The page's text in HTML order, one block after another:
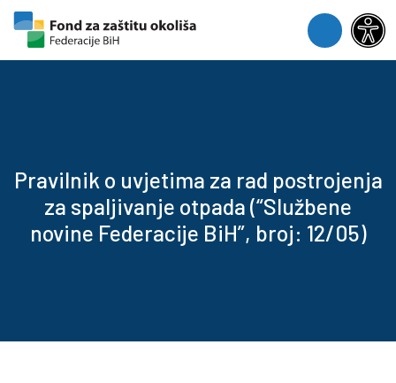
Skip to content
Skip to footer
Menu
Pravilnik o uvjetima za rad postrojenja
za spaljivanje otpada (“Službene
novine Federacije BiH”, broj: 12/05)